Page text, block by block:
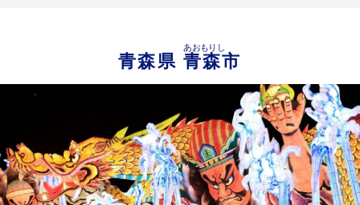
青森県青森市
あおもりし